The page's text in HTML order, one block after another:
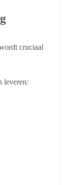
cruciaal
leveren: